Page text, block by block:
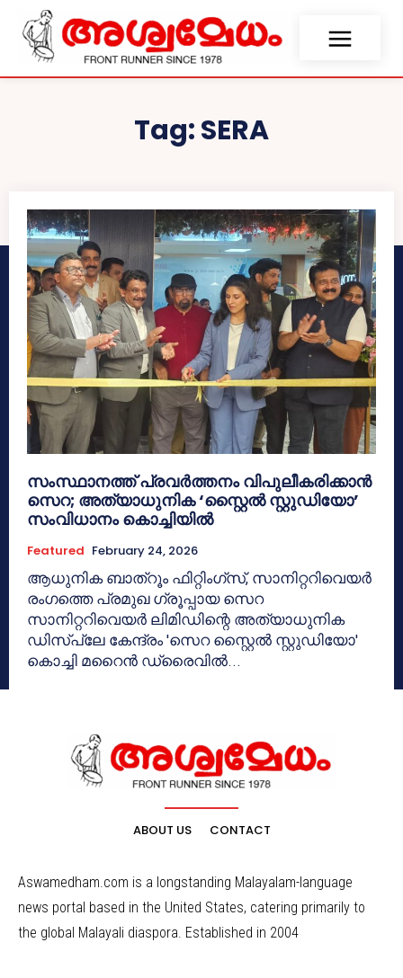
Tag:SERA
സംസ്ഥാനത്ത് പ്രവർത്തനം വിപുലീകരിക്കാൻ
സെറ; അത്യാധുനിക ‘സ്റ്റൈൽ സ്റ്റുഡിയോ’
സംവിധാനം കൊച്ചിയിൽ
Featured February 24, 2026
ആധുനിക ബാത്റൂം ഫിറ്റിംഗ്സ്, സാനിറ്ററിവെയർ
രംഗത്തെ പ്രമുഖ ഗ്രൂപ്പായ സെറ
സാനിറ്ററിവെയർ ലിമിഡിന്റെ അത്യാധുനിക
ഡിസ്‌പ്ലേ കേന്ദ്രം 'സെറ സ്റ്റൈൽ സ്റ്റുഡിയോ'
കൊച്ചി മറൈൻ ഡ്രൈവിൽ...
ABOUT US CONTACT
Aswamedham.com is a longstanding Malayalam-language
news portal based in the United States, catering primarily to
the global Malayali diaspora. Established in 2004